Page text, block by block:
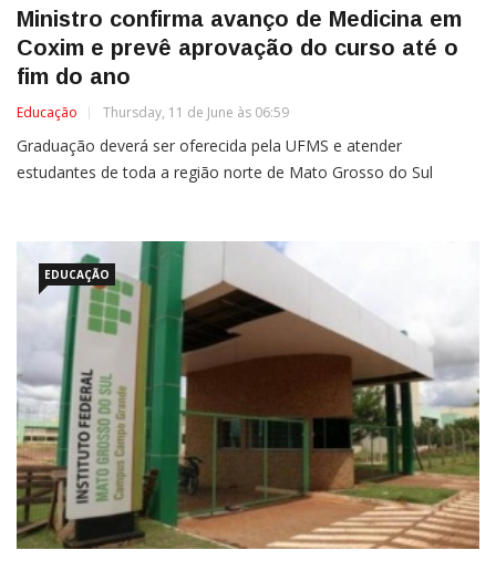
Ministro confirma avanço de Medicina em
Coxim e prevê aprovação do curso até o
fim do ano
Educação Thursday, 11 de June às 06:59
Graduação deverá ser oferecida pela UFMS e atender
estudantes de toda a região norte de Mato Grosso do Sul
EDUCAÇÃO